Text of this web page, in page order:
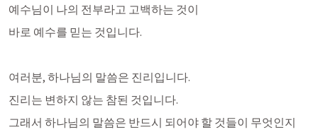
예수님이 나의 전부라고 고백하는 것이
바로 예수를 믿는 것입니다.
여러분, 하나님의 말씀은 진리입니다.
진리는 변하지 않는 참된 것입니다.
그래서 하나님의 말씀은 반드시 되어야 할 것들이 무엇인지